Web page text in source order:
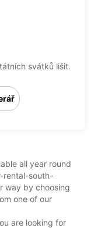
svátků lišit.
all year round
rental-south-
way by choosing
one of our
are looking for